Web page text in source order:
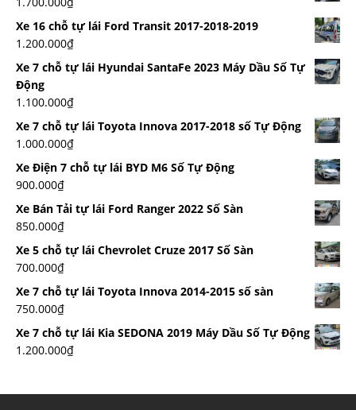
Xe 16 chỗ tự lái Ford Transit 2017-2018-2019
1.200.000₫
Xe 7 chỗ tự lái Hyundai SantaFe 2023 Máy Dầu Số Tự
Động
1.100.000₫
Xe 7 chỗ tự lái Toyota Innova 2017-2018 số Tự Động
1.000.000₫
Xe Điện 7 chỗ tự lái BYD M6 Số Tự Động
900.000₫
Xe Bán Tải tự lái Ford Ranger 2022 Số Sàn
850.000₫
Xe 5 chỗ tự lái Chevrolet Cruze 2017 Số Sàn
700.000₫
Xe 7 chỗ tự lái Toyota Innova 2014-2015 số sàn
750.000₫
Xe 7 chỗ tự lái Kia SEDONA 2019 Máy Dầu Số Tự Động
1.200.000₫